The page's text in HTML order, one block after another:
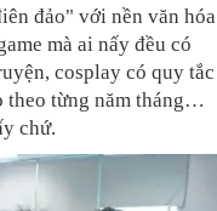
đảo" với nền văn hóa
mà ai nấy đều có
cosplay có quy tắc
theo từng năm tháng…
chứ.